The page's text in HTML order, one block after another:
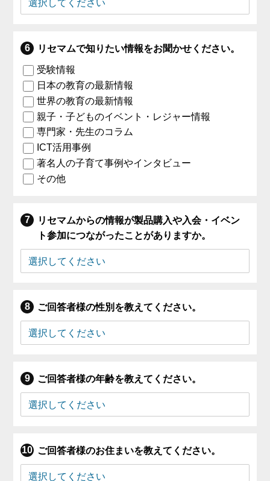
リセマムで知りたい情報をお聞かせください。
受験情報
日本の教育の最新情報
世界の教育の最新情報
親子・子どものイベント・レジャー情報
専門家・先生のコラム
ICT活用事例
著名人の子育て事例やインタビュー
その他
リセマムからの情報が製品購入や入会・イベン
ト参加につながったことがありますか。
ご回答者様の性別を教えてください。
ご回答者様の年齢を教えてください。
ご回答者様のお住まいを教えてください。